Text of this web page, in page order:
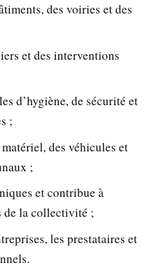
des voiries et des
et des interventions
d’hygiène, de sécurité et
;
des véhicules et
;
et contribue à
de la collectivité ;
les prestataires et